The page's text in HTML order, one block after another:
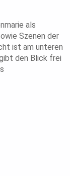
als
Szenen der
ist am unteren
den Blick frei